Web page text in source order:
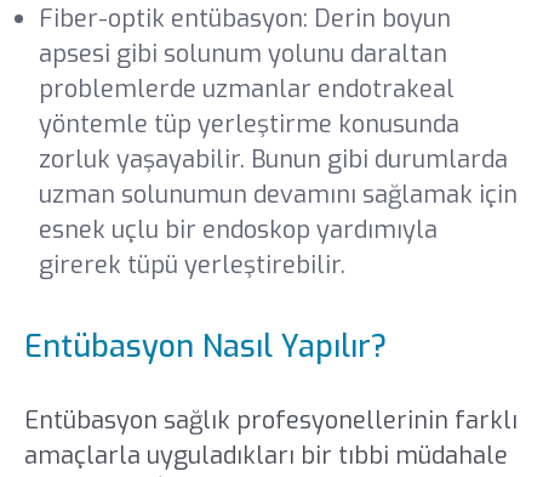
Fiber-optik entübasyon: Derin boyun
apsesi gibi solunum yolunu daraltan
problemlerde uzmanlar endotrakeal
yöntemle tüp yerleştirme konusunda
zorluk yaşayabilir. Bunun gibi durumlarda
uzman solunumun devamını sağlamak için
esnek uçlu bir endoskop yardımıyla
girerek tüpü yerleştirebilir.
Entübasyon Nasıl Yapılır?
Entübasyon sağlık profesyonellerinin farklı
amaçlarla uyguladıkları bir tıbbi müdahale